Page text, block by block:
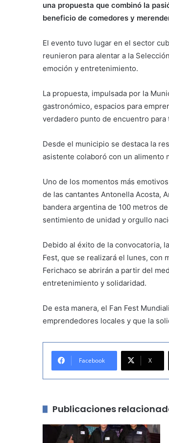
una propuesta que combinó la
beneficio de comedores y
El evento tuvo lugar en el sector
reunieron para alentar a la
emoción y entretenimiento.
La propuesta, impulsada por la
gastronómico, espacios para
verdadero punto de encuentro para
Desde el municipio se destaca la
asistente colaboró con un alimento
Uno de los momentos más
de las cantantes Antonella Acosta,
bandera argentina de 100 metros
sentimiento de unidad y orgullo
Debido al éxito de la convocatoria,
Fest, que se realizará el lunes, con
Ferichaco se abrirán a partir del
entretenimiento y solidaridad.
De esta manera, el Fan Fest
emprendedores locales y que la
Facebook X
Publicaciones